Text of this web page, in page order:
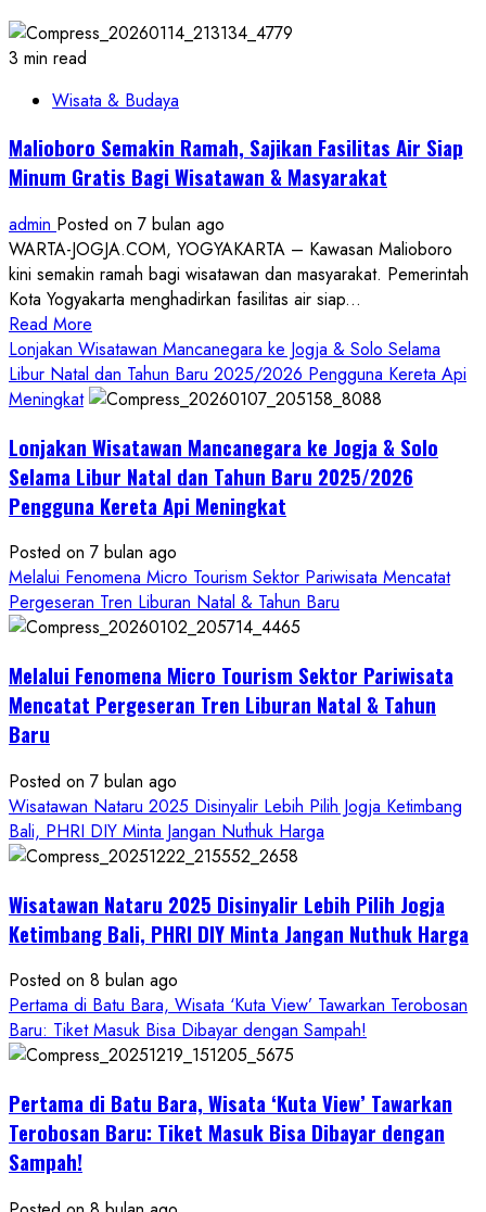
3 min read
Wisata & Budaya
Malioboro Semakin Ramah, Sajikan Fasilitas Air Siap
Minum Gratis Bagi Wisatawan & Masyarakat
admin Posted on 7 bulan ago
WARTA-JOGJA.COM, YOGYAKARTA – Kawasan Malioboro
kini semakin ramah bagi wisatawan dan masyarakat. Pemerintah
Kota Yogyakarta menghadirkan fasilitas air siap...
Read More
more
about
Malioboro
Ramah,
Sajikan
Fasilitas
Air
Siap
Minum
Gratis
Bagi
&
Masyarakat
Lonjakan Wisatawan Mancanegara ke Jogja & Solo Selama
Libur Natal dan Tahun Baru 2025/2026 Pengguna Kereta Api
Meningkat
Lonjakan Wisatawan Mancanegara ke Jogja & Solo
Selama Libur Natal dan Tahun Baru 2025/2026
Pengguna Kereta Api Meningkat
Posted on 7 bulan ago
Melalui Fenomena Micro Tourism Sektor Pariwisata Mencatat
Pergeseran Tren Liburan Natal & Tahun Baru
Melalui Fenomena Micro Tourism Sektor Pariwisata
Mencatat Pergeseran Tren Liburan Natal & Tahun
Baru
Posted on 7 bulan ago
Wisatawan Nataru 2025 Disinyalir Lebih Pilih Jogja Ketimbang
Bali, PHRI DIY Minta Jangan Nuthuk Harga
Wisatawan Nataru 2025 Disinyalir Lebih Pilih Jogja
Ketimbang Bali, PHRI DIY Minta Jangan Nuthuk Harga
Posted on 8 bulan ago
Pertama di Batu Bara, Wisata ‘Kuta View’ Tawarkan Terobosan
Baru: Tiket Masuk Bisa Dibayar dengan Sampah!
Pertama di Batu Bara, Wisata ‘Kuta View’ Tawarkan
Terobosan Baru: Tiket Masuk Bisa Dibayar dengan
Sampah!